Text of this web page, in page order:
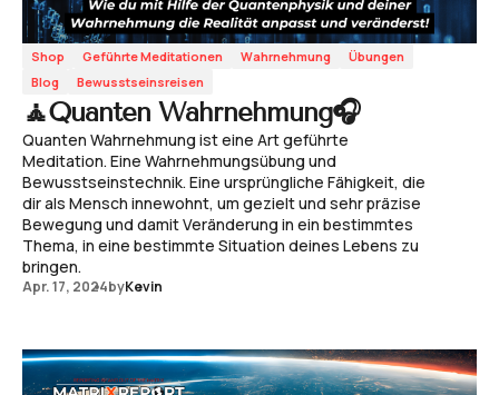
Shop Geführte Meditationen Wahrnehmung
Übungen
Blog
Bewusstseinsreisen
🧘Quanten Wahrnehmung🎧
Quanten Wahrnehmung ist eine Art geführte
Meditation. Eine Wahrnehmungsübung und
Bewusstseinstechnik. Eine ursprüngliche Fähigkeit, die
dir als Mensch innewohnt, um gezielt und sehr präzise
Bewegung und damit Veränderung in ein bestimmtes
Thema, in eine bestimmte Situation deines Lebens zu
bringen.
Apr. 17, 2024byKevin